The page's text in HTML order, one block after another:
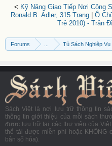
< Kỹ Năng Giao Tiếp Nơi Công
Ronald B. Adler, 315 Trang
Ô
Trẻ 2010) - Trần
Forums Tủ Sách Nghiệp Vụ
Sách Việt là nơi lưu trữ thông tin
thông tin giới thiệu của mỗi sách
được lưu trữ tại các thư viện của
thể tải được miễn phí hoặc KHÔNG
bản số hóa).